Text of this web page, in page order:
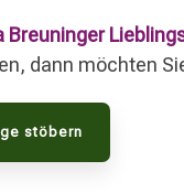
Breuninger
dann möchten
stöbern